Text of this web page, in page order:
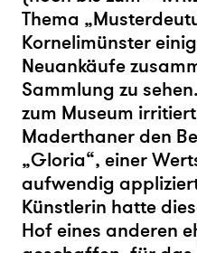
Thema
Kornelimünster
Neuankäufe
Sammlung zu
zum Museum
Maderthaner den
„Gloria“, einer
aufwendig
Künstlerin hatte
Hof eines anderen